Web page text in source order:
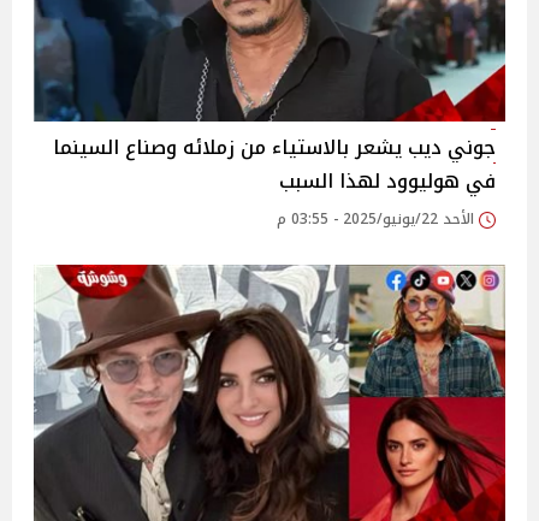
جوني ديب يشعر بالاستياء من زملائه وصناع السينما
في هوليوود لهذا السبب
الأحد 22/يونيو/2025 - 03:55 م